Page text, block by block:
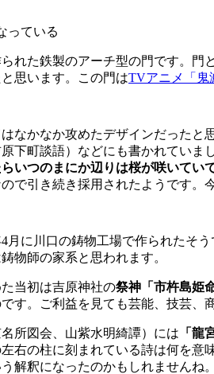
っている
れた鉄製のアーチ型の門です。
思います。この門はTVアニメ「鬼
なかなか攻めたデザインだった
下町談語）などにも書かれていま
らいつのまにか辺りは桜が咲いてい
で引き続き採用されたようです。
月に川口の鋳物工場で作られたそ
物師の家系と思われます。
当初は吉原神社の祭神「市杵島姫
す。ご利益を見ても芸能、技芸
所図会、山紫水明綺譚）には 「龍
右の柱に刻まれている詩は何を
解釈になったのかもしれませんね